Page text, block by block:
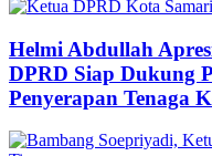
Helmi Abdullah
DPRD Siap Dukung
Penyerapan Tenaga